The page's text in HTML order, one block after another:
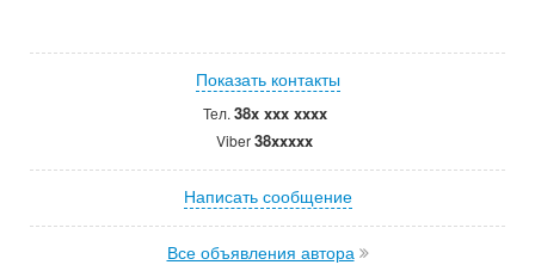
Показать контакты
Тел. 38x xxx xxxx
Viber38xxxxx
Написать сообщение
Все объявления автора